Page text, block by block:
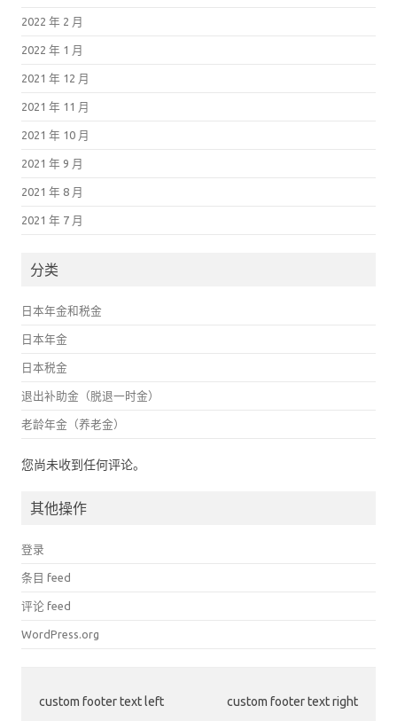
2022 年 2 月
2022 年 1 月
2021 年 12 月
2021 年 11 月
2021 年 10 月
2021 年 9 月
2021 年 8 月
2021 年 7 月
分类
日本年金和税金
日本年金
日本税金
退出补助金（脱退一时金）
老龄年金（养老金）
您尚未收到任何评论。
其他操作
登录
条目 feed
评论 feed
WordPress.org
custom footer text left custom footer text right